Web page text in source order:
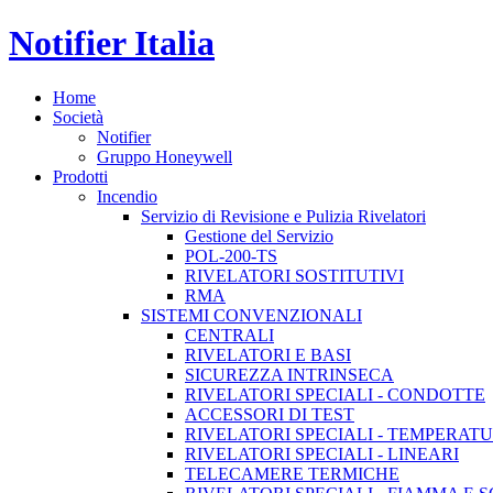
Notifier Italia
Home
Società
Notifier
Gruppo Honeywell
Prodotti
Incendio
Servizio di Revisione e Pulizia Rivelatori
Gestione del Servizio
POL-200-TS
RIVELATORI SOSTITUTIVI
RMA
SISTEMI CONVENZIONALI
CENTRALI
RIVELATORI E BASI
SICUREZZA INTRINSECA
RIVELATORI SPECIALI - CONDOTTE
ACCESSORI DI TEST
RIVELATORI SPECIALI -
RIVELATORI SPECIALI - LINEARI
TELECAMERE TERMICHE